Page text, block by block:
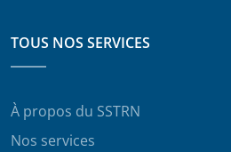
TOUS NOS SERVICES
À propos du SSTRN
Nos services